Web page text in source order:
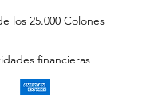
los 25.000 Colones
financieras